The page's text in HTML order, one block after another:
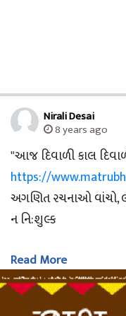
Nirali Desai
8 years ago
"આજ દિવાળી કાલ
https://
અગણિત રચનાઓ વાંચો,
ન નિ:શુલ્ક
-- Nirali Desai
Read More